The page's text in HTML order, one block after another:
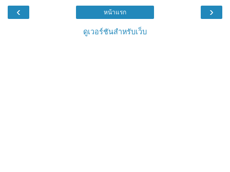
‹ ›
หน้าแรก
ดูเวอร์ชันสำหรับเว็บ